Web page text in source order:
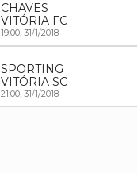
CHAVES
VITÓRIA FC
19:00, 31/1/2018
SPORTING
VITÓRIA SC
21:00, 31/1/2018